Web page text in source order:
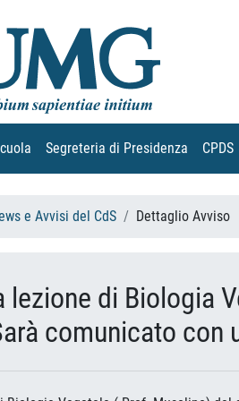
(current)
Segreteria di Presidenza (current)
CPDS
e Avvisi del CdS Dettaglio Avviso
lezione di Biologia
comunicato con